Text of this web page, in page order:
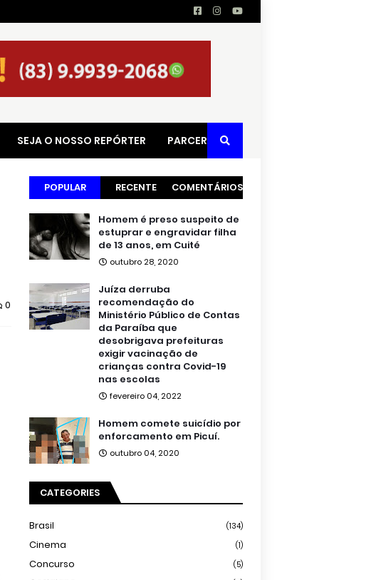
SEJA O NOSSO REPÓRTER PARCERIAS
0
POPULAR RECENTE COMENTÁRIOS
Homem é preso suspeito de
estuprar e engravidar filha
de 13 anos, em Cuité
outubro 28, 2020
Juíza derruba
recomendação do
Ministério Público de Contas
da Paraíba que
desobrigava prefeituras
exigir vacinação de
crianças contra Covid-19
nas escolas
fevereiro 04, 2022
Homem comete suicídio por
enforcamento em Picuí.
outubro 04, 2020
CATEGORIES
Brasil (134)
Cinema (1)
Concurso (5)